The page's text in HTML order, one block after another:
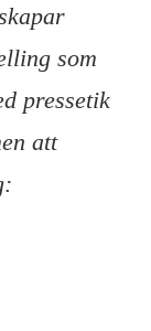
som
pressetik
att